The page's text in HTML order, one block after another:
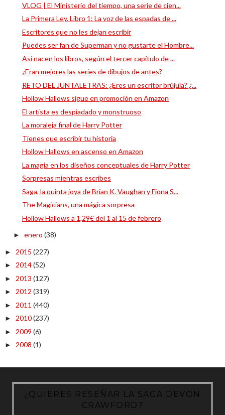
VLOG | El Ministerio del tiempo, una serie de cien...
La Primera Ley. Libro 1: La voz de las espadas de ...
Escritores que no les dejan escribir
Puedes ser fan de Superman y no gustarte el Hombre...
Así nacen los libros, según el tercer capítulo de ...
¿Eran mejores las series de dibujos de antes?
RETO DEL JUNTALETRAS: ¿Eres un escritor brújula? ¿...
Hollow Hallows sigue en promoción en Amazon
El artista es despiadado y monstruoso
La moraleja final de Harry Potter
Tienes que escribir tu historia
Hollow Hallows en ascenso en Amazon
La magia en los diseños conceptuales de Harry Potter
Sorpresas mientras escribes
Saga, la quinta joya de Brian K. Vaughan y Fiona S...
The Magicians, una mágica sorpresa
Hollow Hallows a 1,29€ del 1 al 15 de febrero
► enero (38)
► 2015 (227)
► 2014(52)
► 2013 (127)
► 2012 (319)
► 2011 (440)
► 2010(237)
► 2009 (6)
► 2008 (1)
¿QUIERES RESEÑAR LA SAGA DEVON
CRAWFORD?